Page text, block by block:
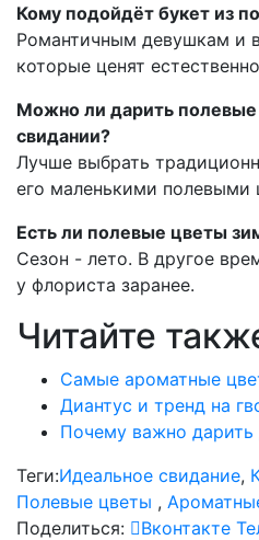
Кому подойдёт букет из
Романтичным девушкам и
которые ценят
Можно ли дарить
свидании?
Лучше выбрать
его маленькими полевыми
Есть ли полевые цветы
Сезон - лето. В другое
у флориста заранее.
Читайте
Самые ароматные
Диантус и тренд на
Почему важно
Теги:Идеальное свидание,
Полевые цветы ,
Поделиться:
Вконтакте